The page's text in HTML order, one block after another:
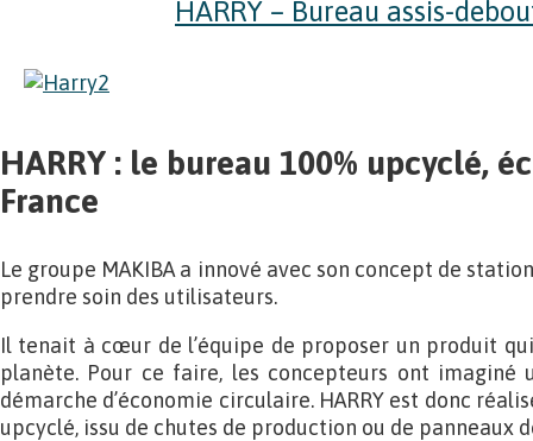
HARRY – Bureau assis-
HARRY : le bureau 100% upcyclé,
France
Le groupe MAKIBA a innové avec son concept de
prendre soin des utilisateurs.
Il tenait à cœur de l’équipe de proposer un produit
planète. Pour ce faire, les concepteurs ont imaginé
démarche d’économie circulaire. HARRY est donc
upcyclé, issu de chutes de production ou de panneaux